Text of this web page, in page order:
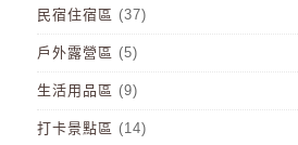
民宿住宿區 (37)
戶外露營區 (5)
生活用品區 (9)
打卡景點區 (14)